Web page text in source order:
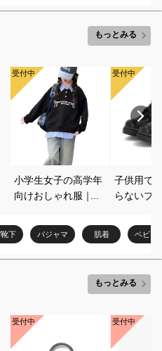
もっとみる
受付中
小学生女子の高学年
向けおしゃれ服｜ト
着のおすすめを教え
てください
受付中
子供用で
らないブ
を教えて
下 パジャマ 肌着 ベビー
もっとみる
受付中 受付中